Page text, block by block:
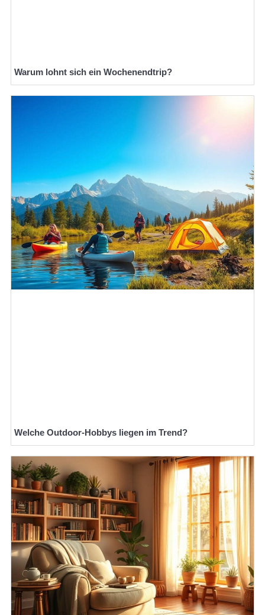
Warum lohnt sich ein Wochenendtrip?
Welche Outdoor-Hobbys liegen im Trend?